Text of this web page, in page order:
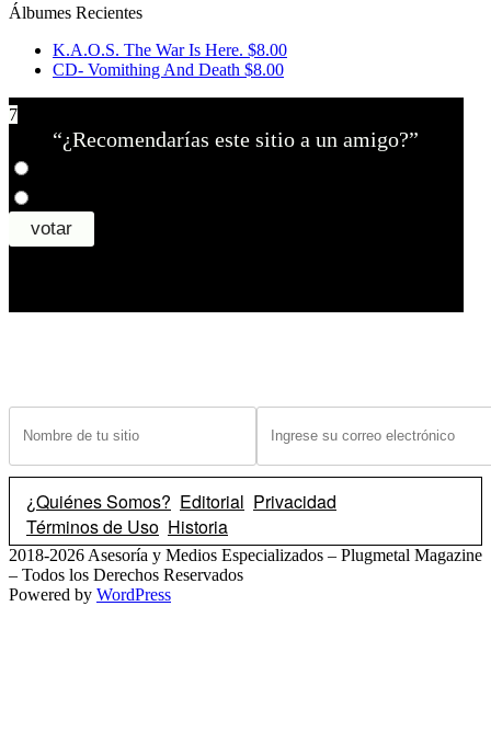
Álbumes Recientes
K.A.O.S. The War Is Here. $8.00
CD- Vomithing And Death $8.00
7
“¿Recomendarías este sitio a un amigo?”
¿Quiénes Somos? Editorial Privacidad
Términos de Uso Historia
2018-2026 Asesoría y Medios Especializados – Plugmetal Magazine
– Todos los Derechos Reservados
Powered by WordPress